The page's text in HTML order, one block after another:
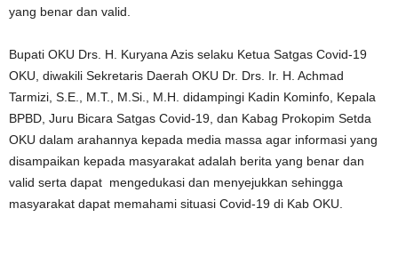
yang benar dan valid.
Bupati OKU Drs. H. Kuryana Azis selaku Ketua Satgas Covid-19
OKU, diwakili Sekretaris Daerah OKU Dr. Drs. Ir. H. Achmad
Tarmizi, S.E., M.T., M.Si., M.H. didampingi Kadin Kominfo, Kepala
BPBD, Juru Bicara Satgas Covid-19, dan Kabag Prokopim Setda
OKU dalam arahannya kepada media massa agar informasi yang
disampaikan kepada masyarakat adalah berita yang benar dan
valid serta dapat mengedukasi dan menyejukkan sehingga
masyarakat dapat memahami situasi Covid-19 di Kab OKU.